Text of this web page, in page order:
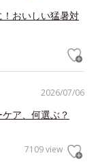
おいしい猛暑対
2026/07/06
ア、何選ぶ？
7109 view